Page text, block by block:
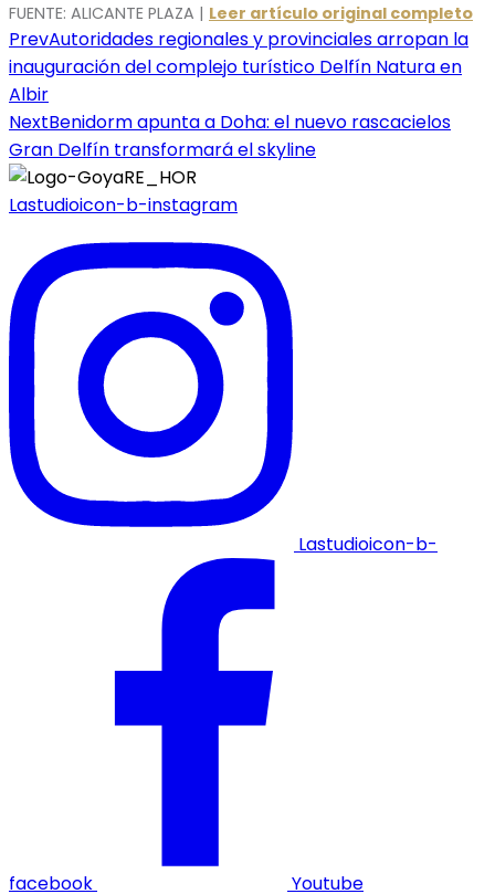
FUENTE: ALICANTE PLAZA | Leer artículo original completo
Navegación
de
entradas
PrevAutoridades regionales y provinciales arropan la
inauguración del complejo turístico Delfín Natura en
Albir
NextBenidorm apunta a Doha: el nuevo rascacielos
Gran Delfín transformará el skyline
Lastudioicon-b-instagram
Lastudioicon-b-
facebook Youtube